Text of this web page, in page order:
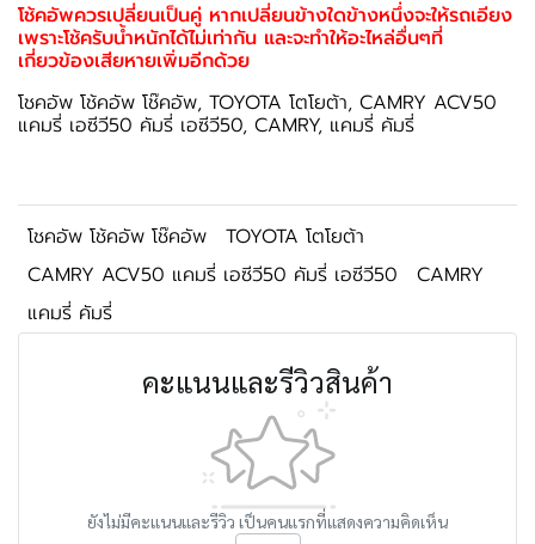
โช้คอัพควรเปลี่ยนเป็นคู่ หากเปลี่ยนข้างใดข้างหนึ่งจะให้รถเอียง
เพราะโช้ครับน้ำหนักได้ไม่เท่ากัน และจะทำให้อะไหล่อื่นๆที่
เกี่ยวข้องเสียหายเพิ่มอีกด้วย
โชคอัพ โช้คอัพ โช๊คอัพ, TOYOTA โตโยต้า, CAMRY ACV50
แคมรี่ เอซีวี50 คัมรี่ เอซีวี50, CAMRY, แคมรี่ คัมรี่
โชคอัพ โช้คอัพ โช๊คอัพ
TOYOTA โตโยต้า
CAMRY ACV50 แคมรี่ เอซีวี50 คัมรี่ เอซีวี50
CAMRY
แคมรี่ คัมรี่
คะแนนและรีวิวสินค้า
ยังไม่มีคะแนนและรีวิว เป็นคนแรกที่แสดงความคิดเห็น